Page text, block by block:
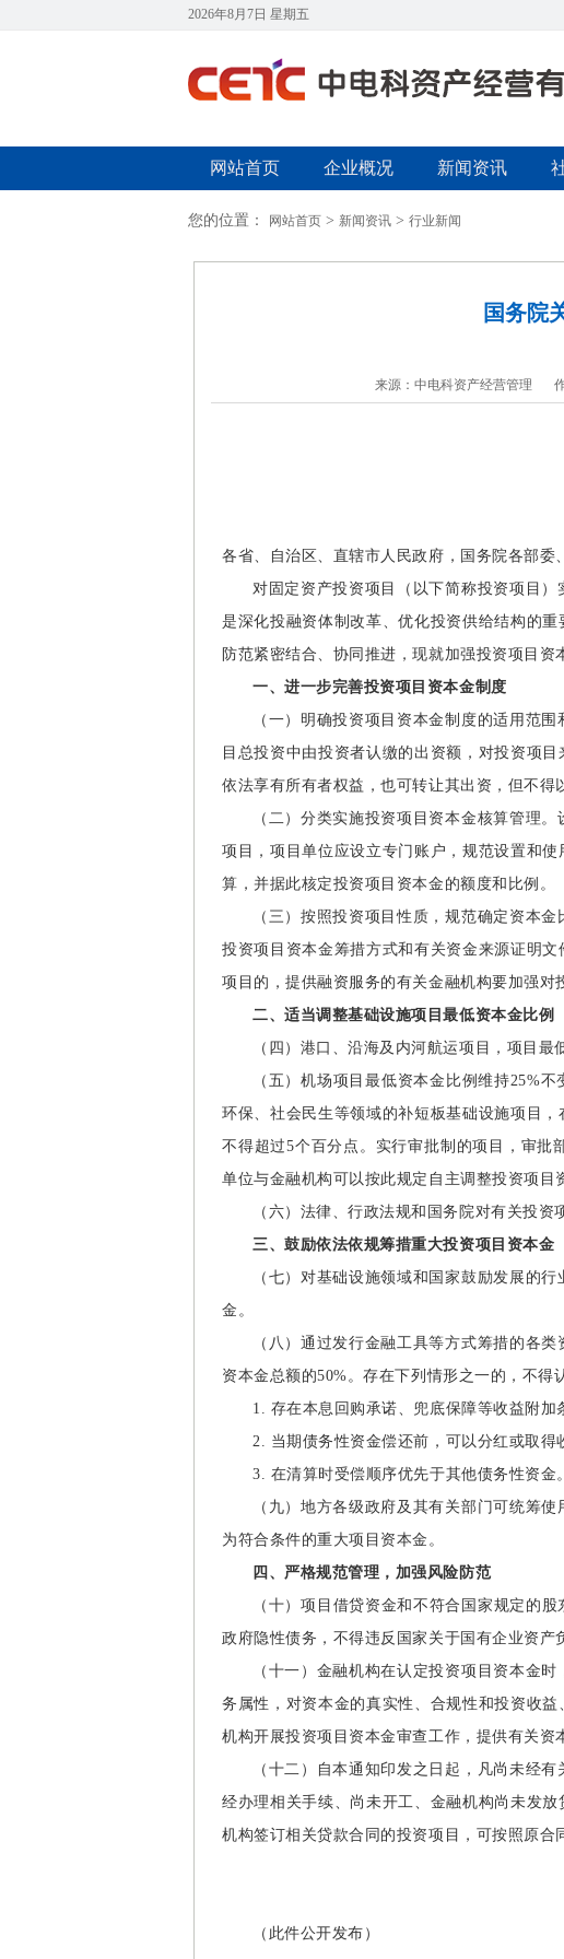
2026年8月7日 星期五
网站首页 企业概况 新闻资讯
您的位置： 网站首页 > 新闻资讯 > 行业新闻
国务院
来源：中电科资产经营管理
各省、自治区、直辖市人民政府，国务院各部委
对固定资产投资项目（以下简称投资项目
是深化投融资体制改革、优化投资供给结构的
防范紧密结合、协同推进，现就加强投资项目资
一、进一步完善投资项目资本金制度
（一）明确投资项目资本金制度的适用范
目总投资中由投资者认缴的出资额，对投资项
依法享有所有者权益，也可转让其出资，但不得
（二）分类实施投资项目资本金核算管理
项目，项目单位应设立专门账户，规范设置和
算，并据此核定投资项目资本金的额度和比例。
（三）按照投资项目性质，规范确定资本
投资项目资本金筹措方式和有关资金来源证明
项目的，提供融资服务的有关金融机构要加强对
二、适当调整基础设施项目最低资本金比例
（四）港口、沿海及内河航运项目，项目最
（五）机场项目最低资本金比例维持25%不
环保、社会民生等领域的补短板基础设施项目
不得超过5个百分点。实行审批制的项目，审批
单位与金融机构可以按此规定自主调整投资项目
（六）法律、行政法规和国务院对有关投资
三、鼓励依法依规筹措重大投资项目资本金
（七）对基础设施领域和国家鼓励发展的
金。
（八）通过发行金融工具等方式筹措的各
资本金总额的50%。存在下列情形之一的，不得
1. 存在本息回购承诺、兜底保障等收益附加
2. 当期债务性资金偿还前，可以分红或取得
3. 在清算时受偿顺序优先于其他债务性资金。
（九）地方各级政府及其有关部门可统筹
为符合条件的重大项目资本金。
四、严格规范管理，加强风险防范
（十）项目借贷资金和不符合国家规定的股
政府隐性债务，不得违反国家关于国有企业资产
（十一）金融机构在认定投资项目资本金
务属性，对资本金的真实性、合规性和投资收
机构开展投资项目资本金审查工作，提供有关资
（十二）自本通知印发之日起，凡尚未经
经办理相关手续、尚未开工、金融机构尚未发
机构签订相关贷款合同的投资项目，可按照原合
（此件公开发布）